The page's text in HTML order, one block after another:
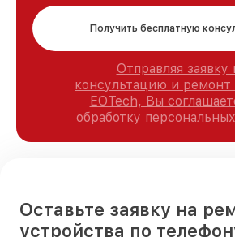
Получить бесплатную
Отправляя заявку
консультацию и ремонт
EOTech, Вы
обработку
Оставьте заявку на
устройства по